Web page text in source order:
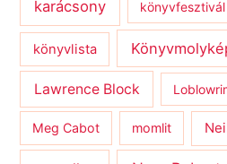
karácsony könyvfesztivál
könyvlista
Lawrence Block
Meg Cabot momlit